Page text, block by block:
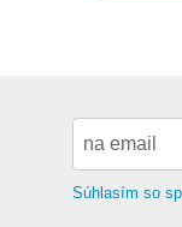
Súhlasím so